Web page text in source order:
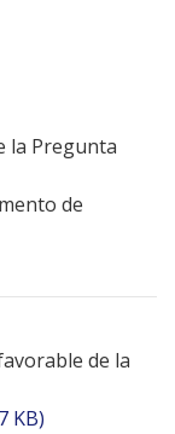
la Pregunta
de
de la
KB)